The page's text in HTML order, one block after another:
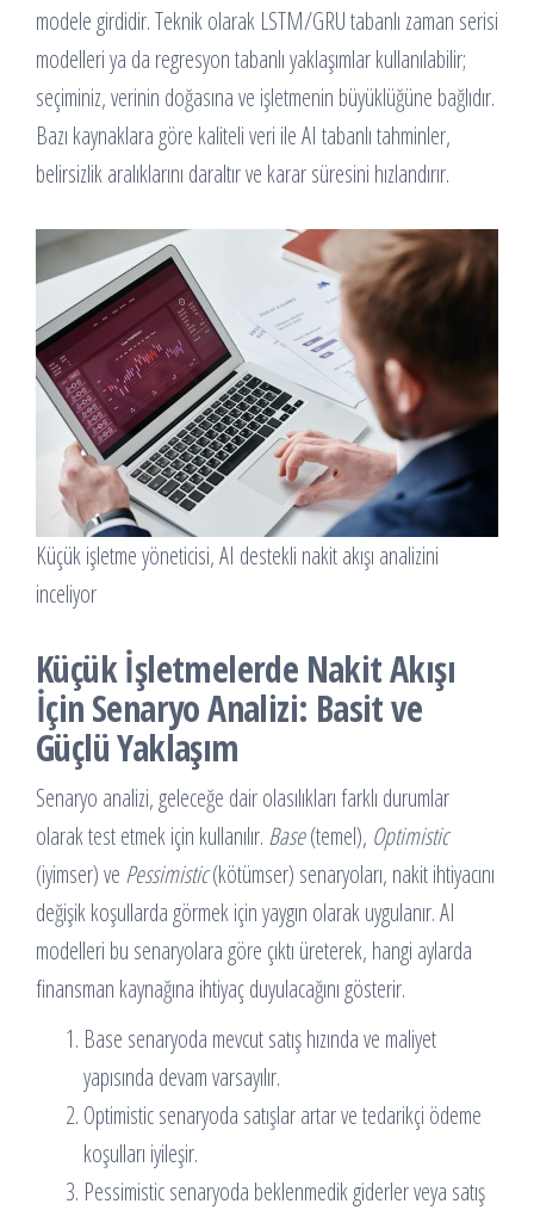
modele girdidir. Teknik olarak LSTM/GRU tabanlı zaman serisi
modelleri ya da regresyon tabanlı yaklaşımlar kullanılabilir;
seçiminiz, verinin doğasına ve işletmenin büyüklüğüne bağlıdır.
Bazı kaynaklara göre kaliteli veri ile AI tabanlı tahminler,
belirsizlik aralıklarını daraltır ve karar süresini hızlandırır.
Küçük işletme yöneticisi, AI destekli nakit akışı analizini
inceliyor
Küçük İşletmelerde Nakit Akışı
İçin Senaryo Analizi: Basit ve
Güçlü Yaklaşım
Senaryo analizi, geleceğe dair olasılıkları farklı durumlar
olarak test etmek için kullanılır. Base(temel), Optimistic
(iyimser) ve Pessimistic(kötümser) senaryoları, nakit ihtiyacını
değişik koşullarda görmek için yaygın olarak uygulanır. AI
modelleri bu senaryolara göre çıktı üreterek, hangi aylarda
finansman kaynağına ihtiyaç duyulacağını gösterir.
Base senaryoda mevcut satış hızında ve maliyet
yapısında devam varsayılır.
Optimistic senaryoda satışlar artar ve tedarikçi ödeme
koşulları iyileşir.
Pessimistic senaryoda beklenmedik giderler veya satış